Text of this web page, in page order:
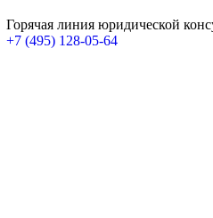
Горячая линия юридической
+7 (495) 128-05-64